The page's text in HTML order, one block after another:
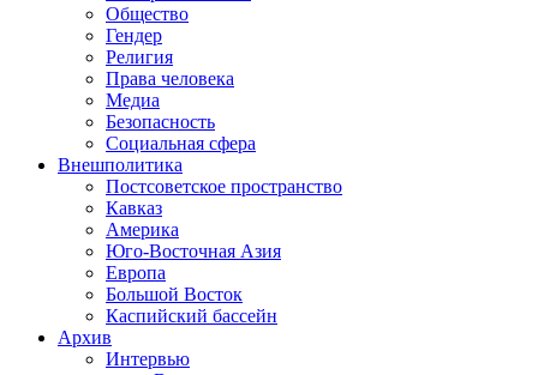
Общество
Гендер
Религия
Права человека
Медиа
Безопасность
Социальная сфера
Внешполитика
Постсоветское пространство
Кавказ
Америка
Юго-Восточная Азия
Европа
Большой Восток
Каспийский бассейн
Архив
Интервью